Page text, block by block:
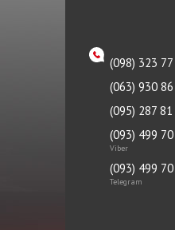
(098) 323
(063) 930
(095) 287 81
(093) 499
Viber
(093) 499
Telegram